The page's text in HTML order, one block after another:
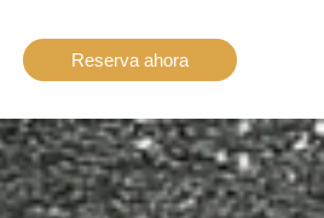
Reserva ahora